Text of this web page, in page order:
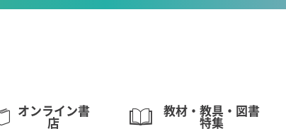
オンライン書
店
教材・教具・図書
特集